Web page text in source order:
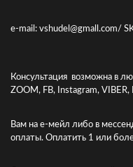
e-mail: vshudel@gmall.com/
Консультация возможна в
ZOOM, FB, Instagram,
Вам на е-мейл либо в
оплаты. Оплатить 1 или